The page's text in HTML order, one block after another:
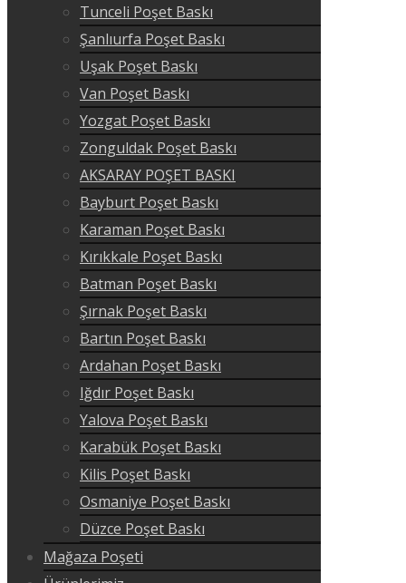
Tunceli Poşet Baskı
Şanlıurfa Poşet Baskı
Uşak Poşet Baskı
Van Poşet Baskı
Yozgat Poşet Baskı
Zonguldak Poşet Baskı
AKSARAY POŞET BASKI
Bayburt Poşet Baskı
Karaman Poşet Baskı
Kırıkkale Poşet Baskı
Batman Poşet Baskı
Şırnak Poşet Baskı
Bartın Poşet Baskı
Ardahan Poşet Baskı
Iğdır Poşet Baskı
Yalova Poşet Baskı
Karabük Poşet Baskı
Kilis Poşet Baskı
Osmaniye Poşet Baskı
Düzce Poşet Baskı
Mağaza Poşeti